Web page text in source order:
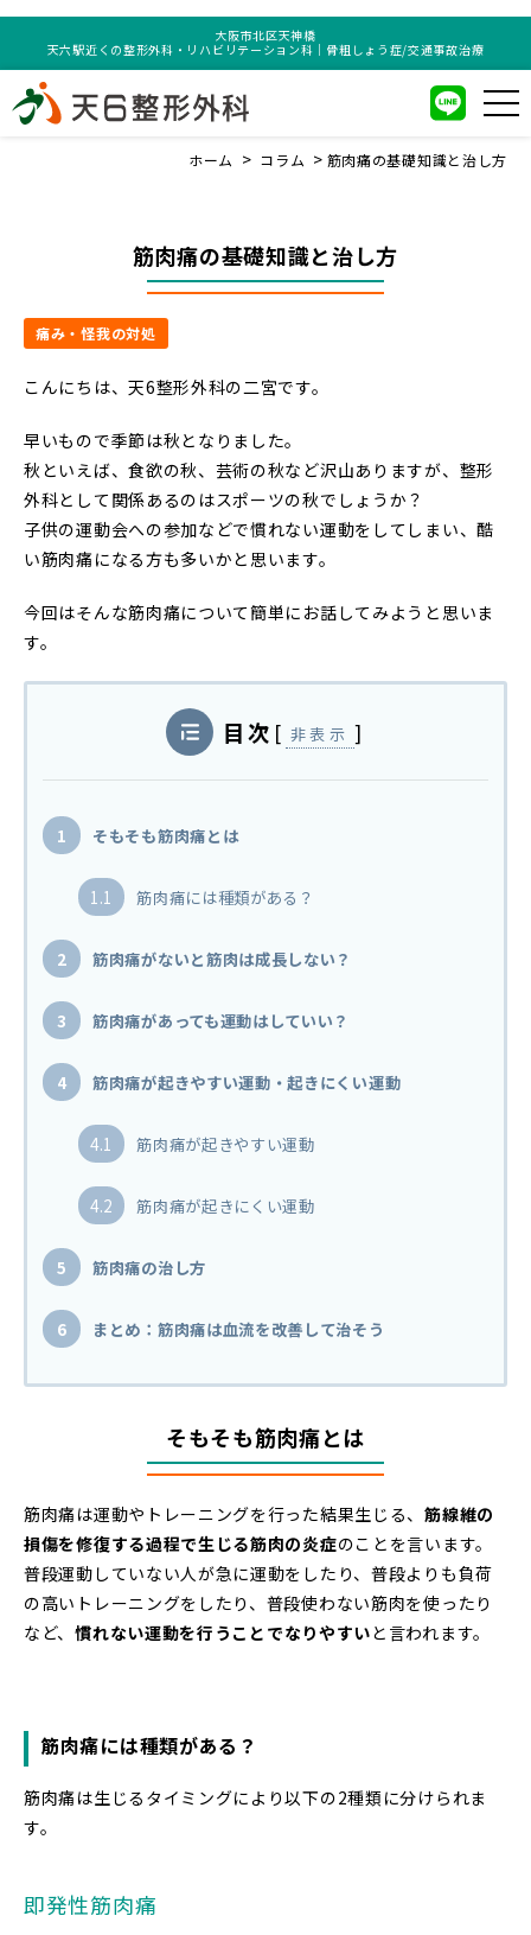
大阪市北区天神橋
天六駅近くの整形外科・リハビリテーション科｜骨粗しょう症/交通事故治療
ホーム コラム 筋肉痛の基礎知識と治し方
筋肉痛の基礎知識と治し方
痛み・怪我の対処
こんにちは、天6整形外科の二宮です。
早いもので季節は秋となりました。
秋といえば、食欲の秋、芸術の秋など沢山ありますが、整形
外科として関係あるのはスポーツの秋でしょうか？
子供の運動会への参加などで慣れない運動をしてしまい、酷
い筋肉痛になる方も多いかと思います。
今回はそんな筋肉痛について簡単にお話してみようと思いま
す。
目次 [ 非表示 ]
1 そもそも筋肉痛とは
1.1 筋肉痛には種類がある？
2 筋肉痛がないと筋肉は成長しない？
3 筋肉痛があっても運動はしていい？
4 筋肉痛が起きやすい運動・起きにくい運動
4.1 筋肉痛が起きやすい運動
4.2 筋肉痛が起きにくい運動
5 筋肉痛の治し方
6 まとめ：筋肉痛は血流を改善して治そう
そもそも筋肉痛とは
筋肉痛は運動やトレーニングを行った結果生じる、筋線維の
損傷を修復する過程で生じる筋肉の炎症のことを言います。
普段運動していない人が急に運動をしたり、普段よりも負荷
の高いトレーニングをしたり、普段使わない筋肉を使ったり
など、慣れない運動を行うことでなりやすいと言われます。
筋肉痛には種類がある？
筋肉痛は生じるタイミングにより以下の2種類に分けられま
す。
即発性筋肉痛